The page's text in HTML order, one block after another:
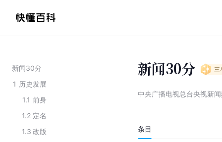
新闻30分
1 历史发展
1.1 前身
1.2 定名
1.3 改版
新闻30分 三
中央广播电视总台央视新
条目